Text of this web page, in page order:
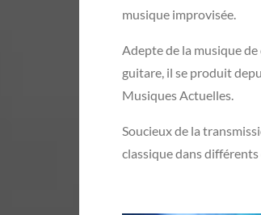
musique improvisée.
Adepte de la musique
guitare, il se produit
Musiques Actuelles.
Soucieux de la
classique dans